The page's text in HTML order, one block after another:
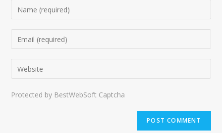
Protected by BestWebSoft Captcha